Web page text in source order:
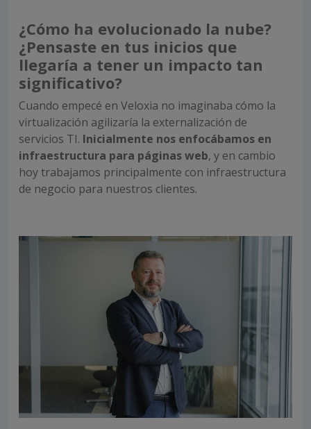
¿Cómo ha evolucionado la nube?
¿Pensaste en tus inicios que
llegaría a tener un impacto tan
significativo?
Cuando empecé en Veloxia no imaginaba cómo la
virtualización agilizaría la externalización de
servicios TI. Inicialmente nos enfocábamos en
infraestructura para páginas web, y en cambio
hoy trabajamos principalmente con infraestructura
de negocio para nuestros clientes.